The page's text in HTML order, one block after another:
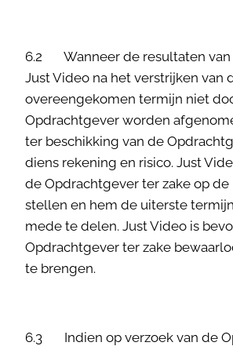
6.2 Wanneer de resultaten van
Just Video na het verstrijken van
overeengekomen termijn niet
Opdrachtgever worden
ter beschikking van de
diens rekening en risico. Just
de Opdrachtgever ter zake op
stellen en hem de uiterste
mede te delen. Just Video is
Opdrachtgever ter zake
te brengen.
6.3 Indien op verzoek van de